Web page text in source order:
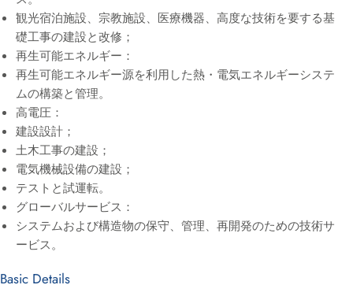
観光宿泊施設、宗教施設、医療機器、高度な技術を要する基
礎工事の建設と改修；
再生可能エネルギー：
再生可能エネルギー源を利用した熱・電気エネルギーシステ
ムの構築と管理。
高電圧：
建設設計；
土木工事の建設；
電気機械設備の建設；
テストと試運転。
グローバルサービス：
システムおよび構造物の保守、管理、再開発のための技術サ
ービス。
Basic Details